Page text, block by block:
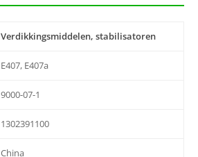
Verdikkingsmiddelen, stabilisatoren
E407, E407a
9000-07-1
1302391100
China